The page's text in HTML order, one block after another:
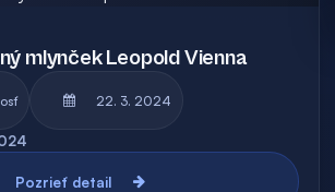
mlynček Leopold Vienna
22. 3. 2024
Pozrieť detail